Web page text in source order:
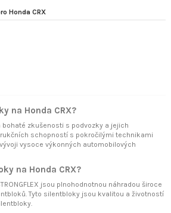
Honda CRX
na Honda CRX?
bohaté zkušenosti s podvozky a jejich
schopností s pokročilými technikami
vysoce výkonných automobilových
na Honda CRX?
jsou plnohodnotnou náhradou široce
Tyto silentbloky jsou kvalitou a životností